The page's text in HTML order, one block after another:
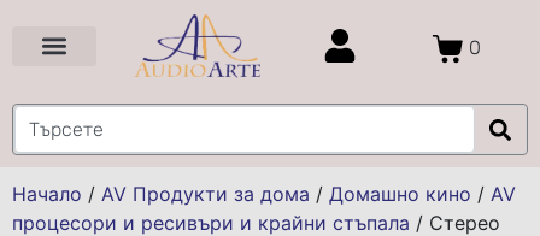
0
Начало / AV Продукти за дома / Домашно кино / AV
процесори и ресивъри и крайни стъпала / Стерео